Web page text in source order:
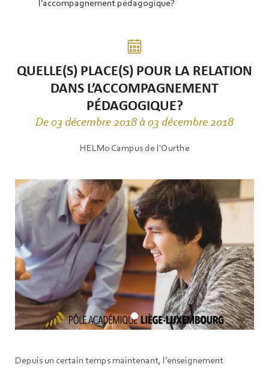
l’accompagnement pédagogique?
QUELLE(S) PLACE(S) POUR LA RELATION
DANS L’ACCOMPAGNEMENT
PÉDAGOGIQUE?
De 03 décembre 2018 à 03 décembre 2018
HELMo Campus de l'Ourthe
Depuis un certain temps maintenant, l’enseignement